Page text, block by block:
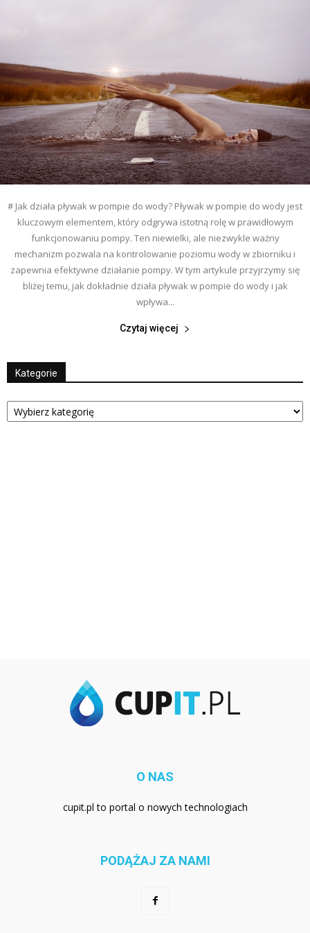
# Jak działa pływak w pompie do wody? Pływak w pompie do wody jest
kluczowym elementem, który odgrywa istotną rolę w prawidłowym
funkcjonowaniu pompy. Ten niewielki, ale niezwykle ważny
mechanizm pozwala na kontrolowanie poziomu wody w zbiorniku i
zapewnia efektywne działanie pompy. W tym artykule przyjrzymy się
bliżej temu, jak dokładnie działa pływak w pompie do wody i jak
wpływa...
Czytaj więcej
Kategorie
Kategorie
O NAS
cupit.pl to portal o nowych technologiach
PODĄŻAJ ZA NAMI